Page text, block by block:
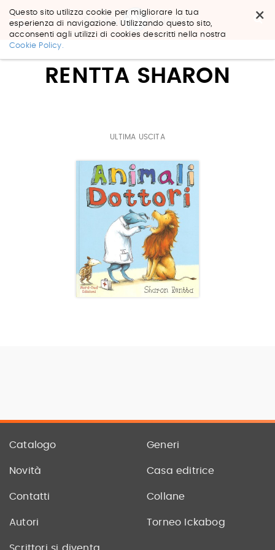
×
Questo sito utilizza cookie per migliorare la tua
esperienza di navigazione. Utilizzando questo sito,
acconsenti agli utilizzi di cookies descritti nella nostra
Cookie Policy.
Salta
RENTTA SHARON
ULTIMA USCITA
Catalogo Generi
Novità Casa editrice
Contatti Collane
Autori Torneo Ickabog
Scrittori si diventa